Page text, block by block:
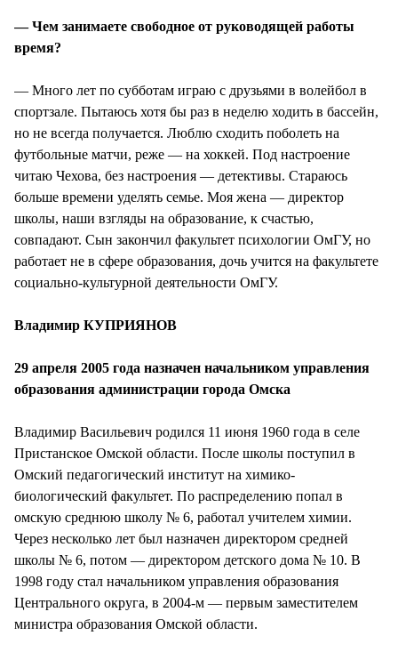
— Чем занимаете свободное от руководящей работы
время?
— Много лет по субботам играю с друзьями в волейбол в
спортзале. Пытаюсь хотя бы раз в неделю ходить в бассейн,
но не всегда получается. Люблю сходить поболеть на
футбольные матчи, реже — на хоккей. Под настроение
читаю Чехова, без настроения — детективы. Стараюсь
больше времени уделять семье. Моя жена — директор
школы, наши взгляды на образование, к счастью,
совпадают. Сын закончил факультет психологии ОмГУ, но
работает не в сфере образования, дочь учится на факультете
социально-культурной деятельности ОмГУ.
Владимир КУПРИЯНОВ
29 апреля 2005 года назначен начальником управления
образования администрации города Омска
Владимир Васильевич родился 11 июня 1960 года в селе
Пристанское Омской области. После школы поступил в
Омский педагогический институт на химико-
биологический факультет. По распределению попал в
омскую среднюю школу № 6, работал учителем химии.
Через несколько лет был назначен директором средней
школы № 6, потом — директором детского дома № 10. В
1998 году стал начальником управления образования
Центрального округа, в 2004-м — первым заместителем
министра образования Омской области.